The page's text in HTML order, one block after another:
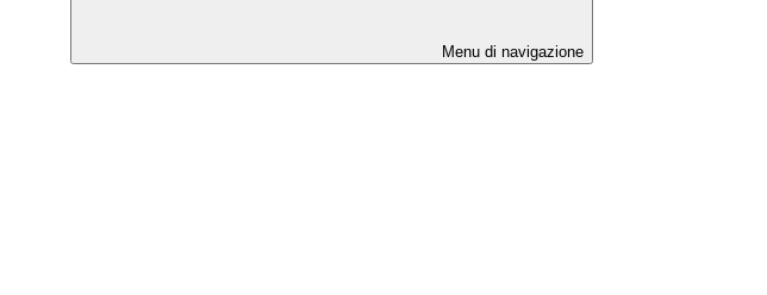
Menu di navigazione